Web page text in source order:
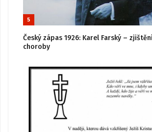
5
Český zápas 1926: Karel Farský –
choroby